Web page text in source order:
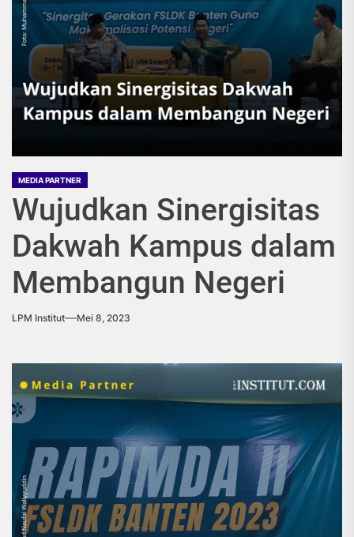
MEDIA PARTNER
Wujudkan Sinergisitas
Dakwah Kampus dalam
Membangun Negeri
LPM Institut Mei 8, 2023